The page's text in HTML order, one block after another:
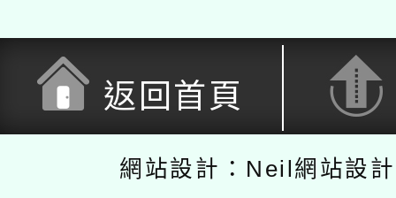
返回首頁
網站設計：Neil網站設